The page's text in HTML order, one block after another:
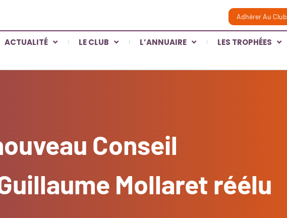
Adhérer Au Club
ACTUALITÉ LE CLUB L’ANNUAIRE LES TROPHÉES
Conseil
Mollaret réélu